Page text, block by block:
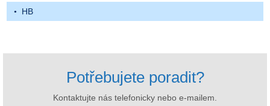
HB
Potřebujete poradit?
Kontaktujte nás telefonicky nebo e-mailem.